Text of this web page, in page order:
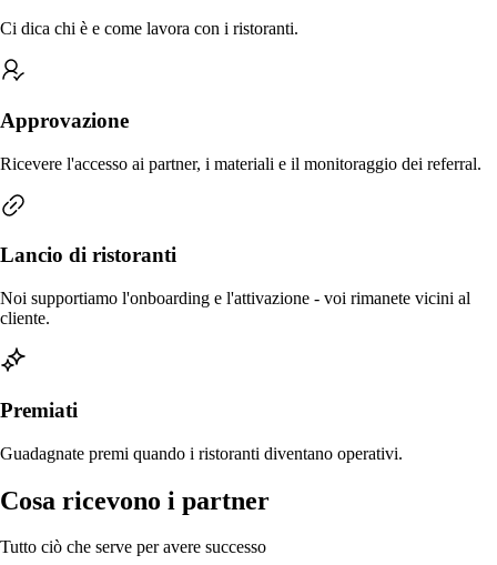
Ci dica chi è e come lavora con i ristoranti.
Approvazione
Ricevere l'accesso ai partner, i materiali e il monitoraggio dei referral.
Lancio di ristoranti
Noi supportiamo l'onboarding e l'attivazione - voi rimanete vicini al
cliente.
Premiati
Guadagnate premi quando i ristoranti diventano operativi.
Cosa ricevono i partner
Tutto ciò che serve per avere successo